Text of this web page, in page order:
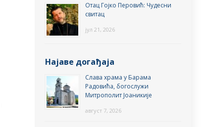
Отац Гојко Перовић: Чудесни
свитац
јул 21, 2026
Најаве догађаја
Слава храма у Барама
Радовића, богослужи
Митрополит Јоаникије
август 7, 2026